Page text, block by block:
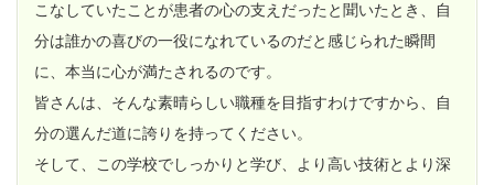
こなしていたことが患者の心の支えだったと聞いたとき、自
分は誰かの喜びの一役になれているのだと感じられた瞬間
に、本当に心が満たされるのです。
皆さんは、そんな素晴らしい職種を目指すわけですから、自
分の選んだ道に誇りを持ってください。
そして、この学校でしっかりと学び、より高い技術とより深